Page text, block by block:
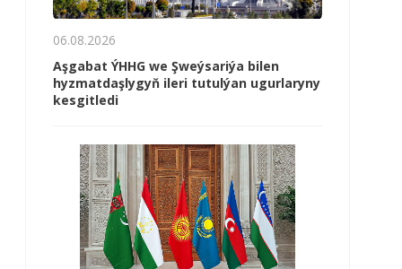
06.08.2026
Aşgabat ÝHHG we Şweýsariýa bilen
hyzmatdaşlygyň ileri tutulýan ugurlaryny
kesgitledi